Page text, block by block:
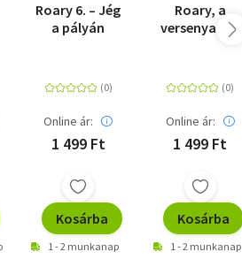
Roary 6. – Jég
a pályán
Online ár:
1 499 Ft
Kosárba
1 - 2 munkanap
Roary, a
versenyautó
Online ár:
1 499 Ft
Kosárba
1 - 2 munkanap